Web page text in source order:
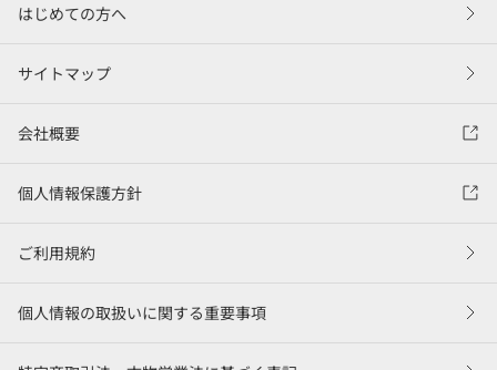
はじめての方へ
サイトマップ
会社概要
個人情報保護方針
ご利用規約
個人情報の取扱いに関する重要事項